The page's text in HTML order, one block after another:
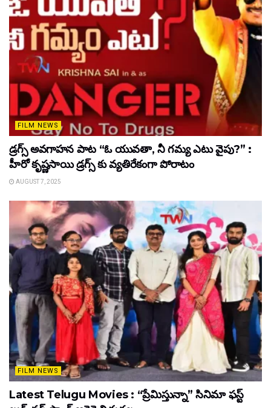
FILM NEWS
డ్రగ్స్ అవగాహన పాట “ఓ యువతా, నీ గమ్య ఎటు వైపు?” :
హీరో కృష్ణసాయి డ్రగ్స్ కు వ్యతిరేకంగా పోరాటం
AUGUST 7, 2025
FILM NEWS
Latest Telugu Movies : “ప్రేమిస్తున్నా” సినిమా ఫస్ట్